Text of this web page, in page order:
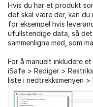
Hvis du har et produkt
det skal være der, kan du
for eksempel hvis
ufullstendige data, så
sammenligne med, som
For å manuelt inkludere
iSafe > Rediger >
liste i nedtrekksmenyen >